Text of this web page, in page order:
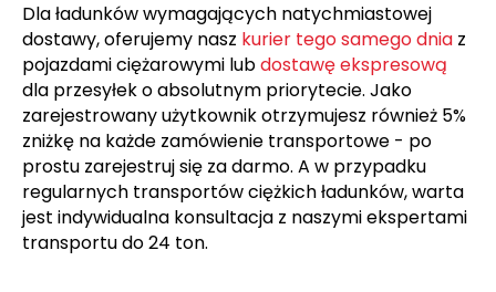
Dla ładunków wymagających natychmiastowej
dostawy, oferujemy nasz kurier tego samego dnia z
pojazdami ciężarowymi lubdostawę ekspresową
dla przesyłek o absolutnym priorytecie. Jako
zarejestrowany użytkownik otrzymujesz również 5%
zniżkę na każde zamówienie transportowe - po
prostu zarejestruj się za darmo. A w przypadku
regularnych transportów ciężkich ładunków, warta
jest indywidualna konsultacja z naszymi ekspertami
transportu do 24 ton.